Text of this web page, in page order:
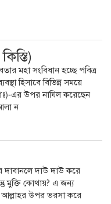
মহা সংবিধান হচ্ছে পবিত্র
হিসাবে বিভিন্ন সময়ে
এর উপর নাযিল করেছেন
ন
দাবানলে দাউ দাউ করে
মুক্তি কোথায়? এ জন্য
আল্লাহর উপর ভরসা করে